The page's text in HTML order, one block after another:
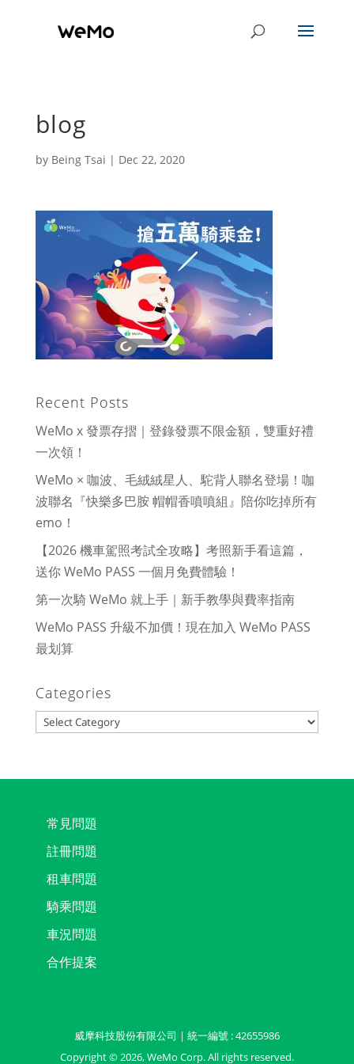
blog
by Being Tsai | Dec 22, 2020
Recent Posts
WeMo x 發票存摺｜登錄發票不限金額，雙重好禮
一次領！
WeMo × 咖波、毛絨絨星人、駝背人聯名登場！咖
波聯名『快樂多巴胺 帽帽香噴噴組』陪你吃掉所有
emo！
【2026 機車駕照考試全攻略】考照新手看這篇，
送你 WeMo PASS 一個月免費體驗！
第一次騎 WeMo 就上手｜新手教學與費率指南
WeMo PASS 升級不加價！現在加入 WeMo PASS
最划算
Categories
Categories
常見問題
註冊問題
租車問題
騎乘問題
車況問題
合作提案
威摩科技股份有限公司 | 統一編號 : 42655986
Copyright ©2026, WeMo Corp. All rights reserved.